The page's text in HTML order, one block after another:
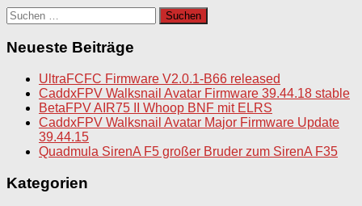
Suchen
nach:
Neueste Beiträge
UltraFCFC Firmware V2.0.1-B66 released
CaddxFPV Walksnail Avatar Firmware 39.44.18 stable
BetaFPV AIR75 II Whoop BNF mit ELRS
CaddxFPV Walksnail Avatar Major Firmware Update
39.44.15
Quadmula SirenA F5 großer Bruder zum SirenA F35
Kategorien